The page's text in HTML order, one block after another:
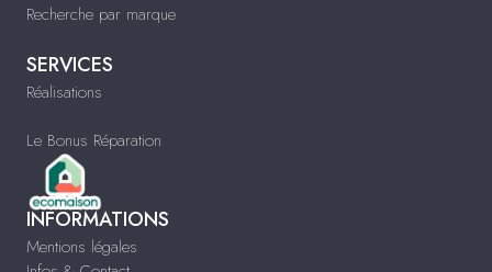
Recherche par marque
SERVICES
Réalisations
Le Bonus Réparation
INFORMATIONS
Mentions légales